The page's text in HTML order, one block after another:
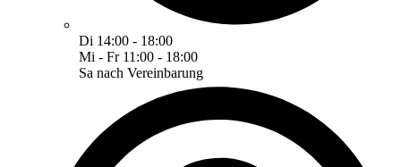
Di 14:00 - 18:00
Mi - Fr 11:00 - 18:00
Sa nach Vereinbarung